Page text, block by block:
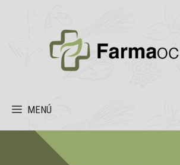
MENÚ